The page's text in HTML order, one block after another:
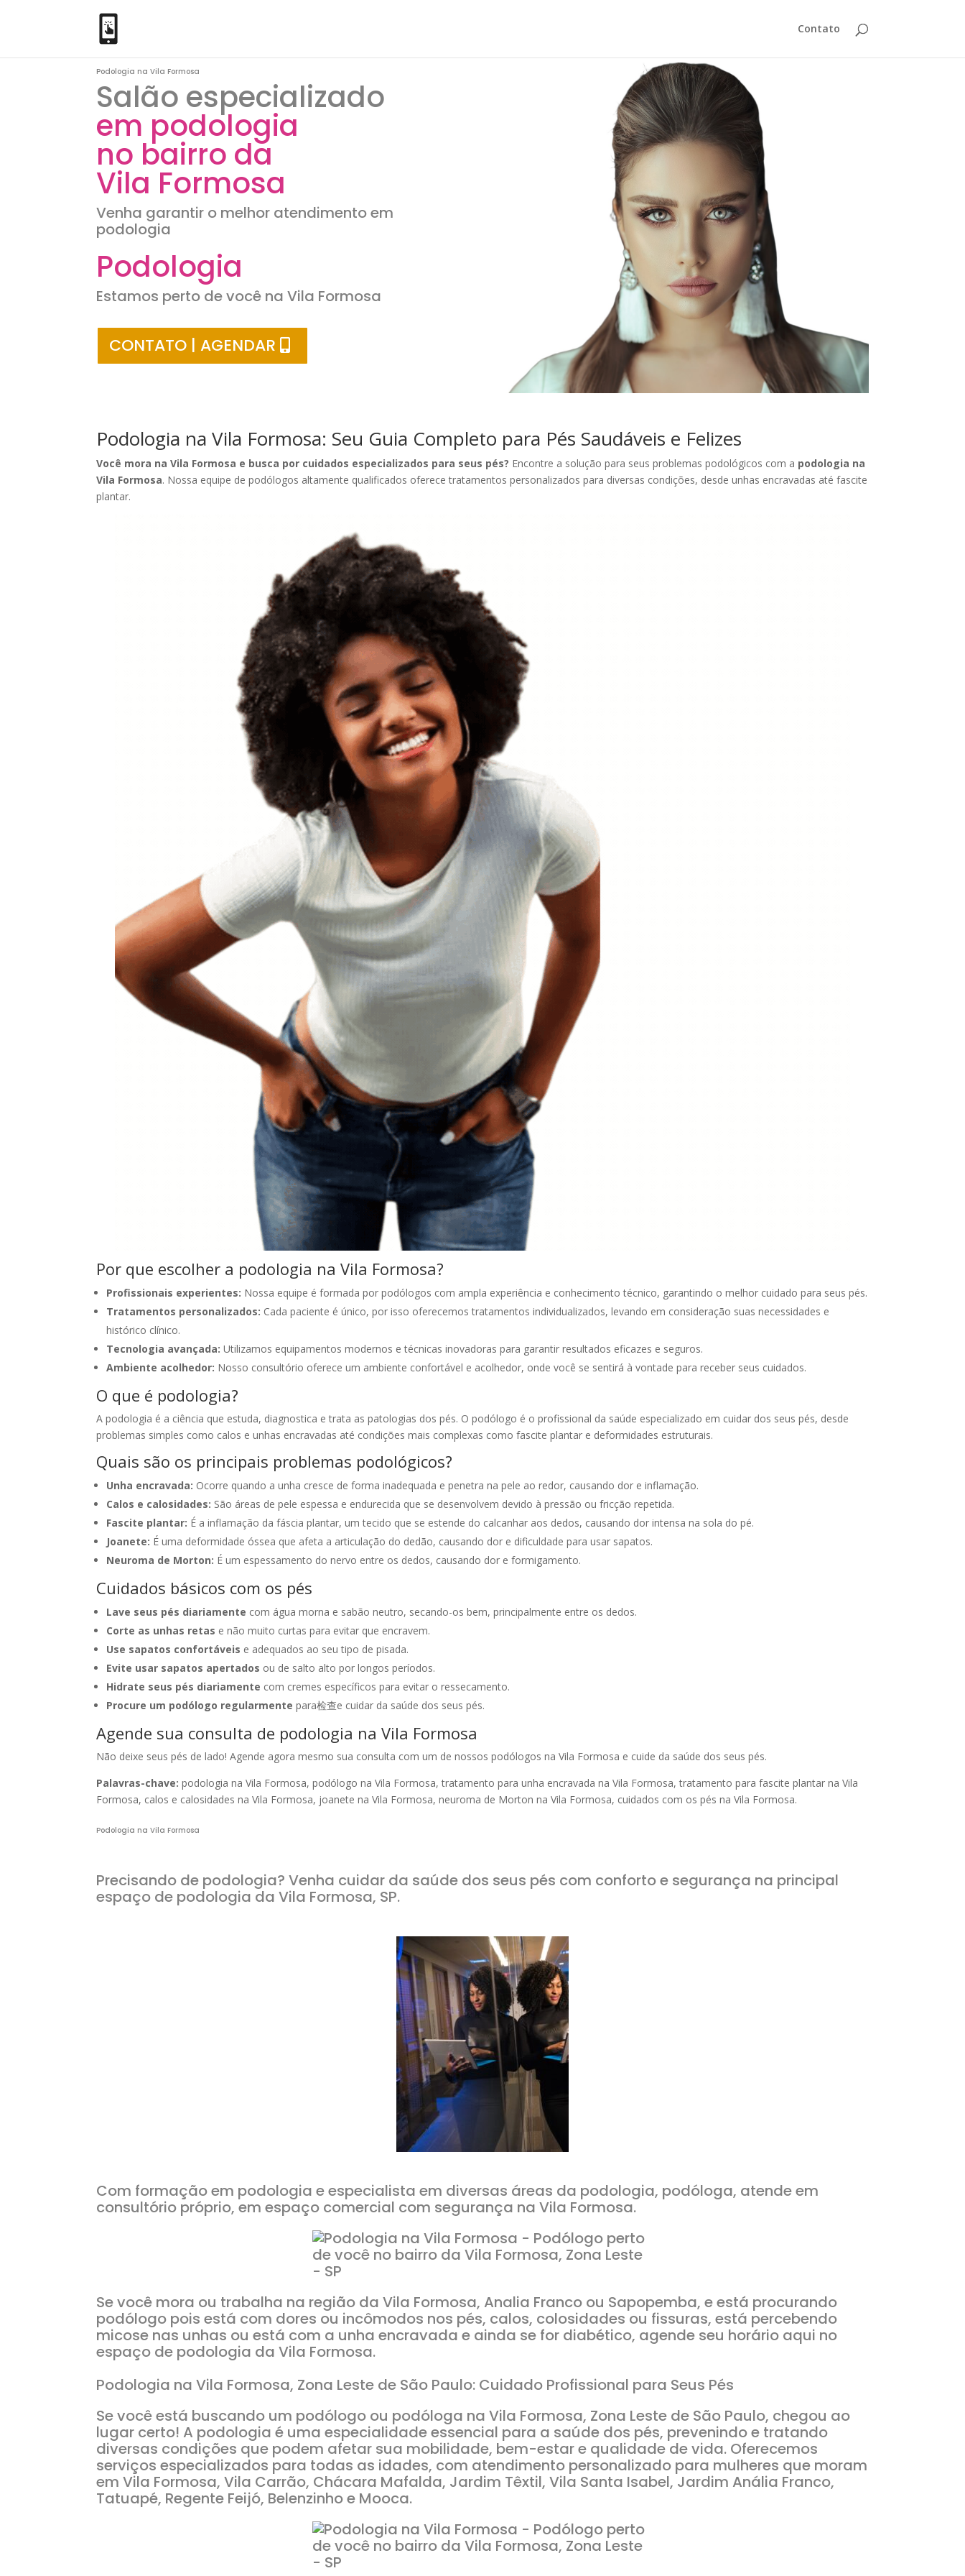
Contato
Podologia na Vila Formosa
Salão especializado
em podologia
no bairro da
Vila Formosa
Venha garantir o melhor atendimento em
podologia
Podologia
Estamos perto de você na Vila Formosa
CONTATO | AGENDAR
Podologia na Vila Formosa: Seu Guia Completo para Pés Saudáveis e Felizes
Você mora na Vila Formosa e busca por cuidados especializados para seus pés? Encontre a solução para seus problemas podológicos com a podologia na
Vila Formosa. Nossa equipe de podólogos altamente qualificados oferece tratamentos personalizados para diversas condições, desde unhas encravadas até fascite
plantar.
Por que escolher a podologia na Vila Formosa?
Profissionais experientes: Nossa equipe é formada por podólogos com ampla experiência e conhecimento técnico, garantindo o melhor cuidado para seus pés.
Tratamentos personalizados: Cada paciente é único, por isso oferecemos tratamentos individualizados, levando em consideração suas necessidades e
histórico clínico.
Tecnologia avançada: Utilizamos equipamentos modernos e técnicas inovadoras para garantir resultados eficazes e seguros.
Ambiente acolhedor: Nosso consultório oferece um ambiente confortável e acolhedor, onde você se sentirá à vontade para receber seus cuidados.
O que é podologia?
A podologia é a ciência que estuda, diagnostica e trata as patologias dos pés. O podólogo é o profissional da saúde especializado em cuidar dos seus pés, desde
problemas simples como calos e unhas encravadas até condições mais complexas como fascite plantar e deformidades estruturais.
Quais são os principais problemas podológicos?
Unha encravada: Ocorre quando a unha cresce de forma inadequada e penetra na pele ao redor, causando dor e inflamação.
Calos e calosidades: São áreas de pele espessa e endurecida que se desenvolvem devido à pressão ou fricção repetida.
Fascite plantar: É a inflamação da fáscia plantar, um tecido que se estende do calcanhar aos dedos, causando dor intensa na sola do pé.
Joanete: É uma deformidade óssea que afeta a articulação do dedão, causando dor e dificuldade para usar sapatos.
Neuroma de Morton: É um espessamento do nervo entre os dedos, causando dor e formigamento.
Cuidados básicos com os pés
Lave seus pés diariamente com água morna e sabão neutro, secando-os bem, principalmente entre os dedos.
Corte as unhas retas e não muito curtas para evitar que encravem.
Use sapatos confortáveis e adequados ao seu tipo de pisada.
Evite usar sapatos apertados ou de salto alto por longos períodos.
Hidrate seus pés diariamente com cremes específicos para evitar o ressecamento.
Procure um podólogo regularmente para检查e cuidar da saúde dos seus pés.
Agende sua consulta de podologia na Vila Formosa
Não deixe seus pés de lado! Agende agora mesmo sua consulta com um de nossos podólogos na Vila Formosa e cuide da saúde dos seus pés.
Palavras-chave: podologia na Vila Formosa, podólogo na Vila Formosa, tratamento para unha encravada na Vila Formosa, tratamento para fascite plantar na Vila
Formosa, calos e calosidades na Vila Formosa, joanete na Vila Formosa, neuroma de Morton na Vila Formosa, cuidados com os pés na Vila Formosa.
Podologia na Vila Formosa
Precisando de podologia? Venha cuidar da saúde dos seus pés com conforto e segurança na principal
espaço de podologia da Vila Formosa, SP.
Com formação em podologia e especialista em diversas áreas da podologia, podóloga, atende em
consultório próprio, em espaço comercial com segurança na Vila Formosa.
Se você mora ou trabalha na região da Vila Formosa, Analia Franco ou Sapopemba, e está procurando
podólogo pois está com dores ou incômodos nos pés, calos, colosidades ou fissuras, está percebendo
micose nas unhas ou está com a unha encravada e ainda se for diabético, agende seu horário aqui no
espaço de podologia da Vila Formosa.
Podologia na Vila Formosa, Zona Leste de São Paulo: Cuidado Profissional para Seus Pés
Se você está buscando um podólogo ou podóloga na Vila Formosa, Zona Leste de São Paulo, chegou ao
lugar certo! A podologia é uma especialidade essencial para a saúde dos pés, prevenindo e tratando
diversas condições que podem afetar sua mobilidade, bem-estar e qualidade de vida. Oferecemos
serviços especializados para todas as idades, com atendimento personalizado para mulheres que moram
em Vila Formosa, Vila Carrão, Chácara Mafalda, Jardim Têxtil, Vila Santa Isabel, Jardim Anália Franco,
Tatuapé, Regente Feijó, Belenzinho e Mooca.